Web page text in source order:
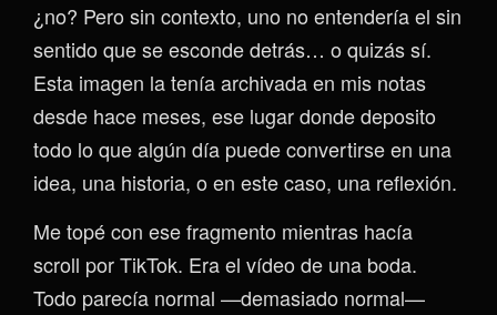
¿no? Pero sin contexto, uno no entendería el sin
sentido que se esconde detrás… o quizás sí.
Esta imagen la tenía archivada en mis notas
desde hace meses, ese lugar donde deposito
todo lo que algún día puede convertirse en una
idea, una historia, o en este caso, una reflexión.
Me topé con ese fragmento mientras hacía
scroll por TikTok. Era el vídeo de una boda.
Todo parecía normal —demasiado normal—